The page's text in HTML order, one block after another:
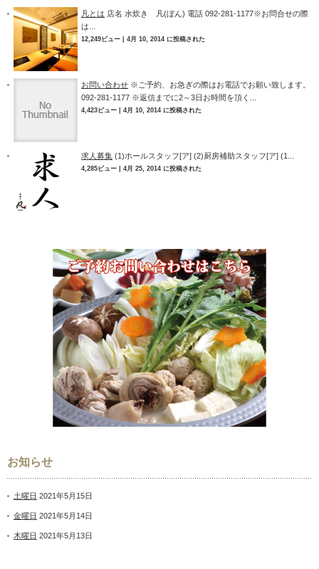
凡とは 店名 水炊き 凡(ぼん) 電話 092-281-1177※お問合せの際
は...
12,249ビュー 4月 10, 2014 に投稿された
お問い合わせ ※ご予約、お急ぎの際はお電話でお願い致します。
092-281-1177 ※返信までに2～3日お時間を頂く...
4,423ビュー 4月 10, 2014 に投稿された
求人募集 (1)ホールスタッフ[ア] (2)厨房補助スタッフ[ア] (1...
4,285ビュー 4月 25, 2014 に投稿された
お知らせ
土曜日 2021年5月15日
金曜日 2021年5月14日
木曜日 2021年5月13日